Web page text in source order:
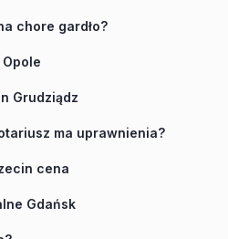
chore gardło?
Grudziądz
ma uprawnienia?
cena
Gdańsk